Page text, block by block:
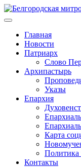
Главная
Новости
Патриарх
Слово
Архипастырь
Указы
Епархия
Карта
Политика
Контакты